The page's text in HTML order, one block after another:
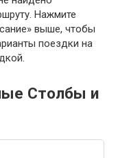
Нажмите
выше, чтобы
поездки на
Столбы и